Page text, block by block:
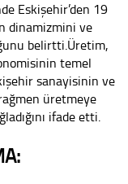
Eskişehir’den 19
dinamizmini ve
belirtti.Üretim,
temel
sanayisinin ve
üretmeye
ifade etti.